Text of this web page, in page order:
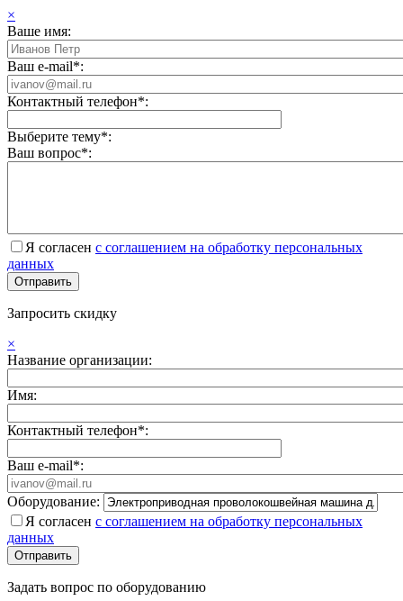
×
Ваше имя:
Ваш e-mail*:
Контактный телефон*:
Выберите тему*:
Ваш вопрос*:
Я согласен с соглашением на обработку персональных
данных
Запросить скидку
×
Название организации:
Имя:
Контактный телефон*:
Ваш e-mail*:
Оборудование:
Я согласен с соглашением на обработку персональных
данных
Задать вопрос по оборудованию